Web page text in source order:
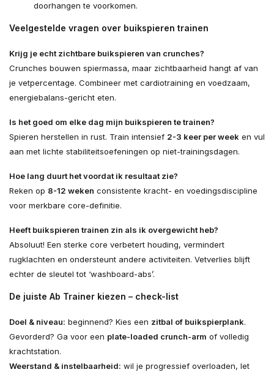
doorhangen te voorkomen.
Veelgestelde vragen over buikspieren trainen
Krijg je echt zichtbare buikspieren van crunches?
Crunches bouwen spiermassa, maar zichtbaarheid hangt af van
je vetpercentage. Combineer met cardiotraining en voedzaam,
energiebalans-gericht eten.
Is het goed om elke dag mijn buikspieren te trainen?
Spieren herstellen in rust. Train intensief 2-3 keer per week en vul
aan met lichte stabiliteits­oefeningen op niet-trainingsdagen.
Hoe lang duurt het voordat ik resultaat zie?
Reken op 8-12 weken consistente kracht- en voedings­discipline
voor merkbare core-definitie.
Heeft buikspieren trainen zin als ik overgewicht heb?
Absoluut! Een sterke core verbetert houding, vermindert
rugklachten en ondersteunt andere activiteiten. Vetverlies blijft
echter de sleutel tot ‘washboard-abs’.
De juiste Ab Trainer kiezen – check-list
Doel & niveau: beginnend? Kies een zitbal of buikspierplank.
Gevorderd? Ga voor een plate-loaded crunch-arm of volledig
krachtstation.
Weerstand & instelbaarheid: wil je progressief overloaden, let